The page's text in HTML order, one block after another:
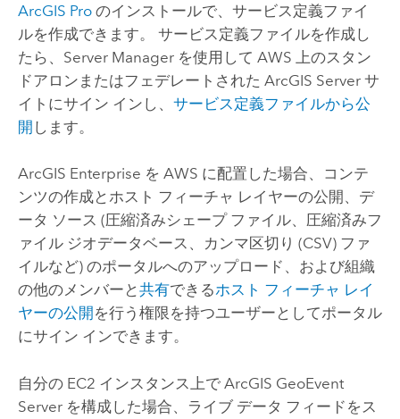
ArcGIS Proのインストールで、サービス定義ファイ
ルを作成できます。 サービス定義ファイルを作成し
たら、 Server Managerを使用して AWS 上のスタン
ドアロンまたはフェデレートされた ArcGIS Serverサ
イトにサイン インし、 サービス定義ファイルから公
開 します。
ArcGIS Enterprise を AWS に配置した場合、コンテ
ンツの作成とホスト フィーチャ レイヤーの公開、デ
ータ ソース (圧縮済みシェープ ファイル、圧縮済みフ
ァイル ジオデータベース、カンマ区切り (CSV) ファ
イルなど) のポータルへのアップロード、および組織
の他のメンバーと共有できるホスト フィーチャ レイ
ヤーの公開 を行う権限を持つユーザーとしてポータル
にサイン インできます。
自分の EC2 インスタンス上で ArcGIS GeoEvent
Serverを構成した場合、ライブ データ フィードをス